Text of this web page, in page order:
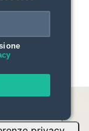
privacy